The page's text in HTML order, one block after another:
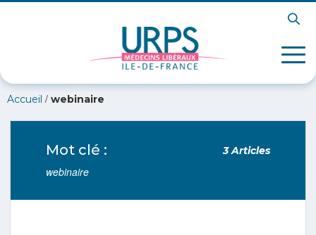
Accueil / webinaire
Mot clé : 3 Articles
webinaire